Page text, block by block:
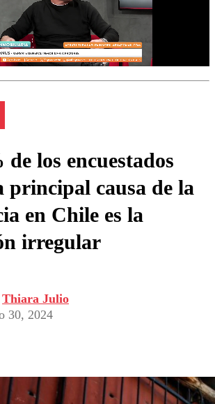
los encuestados
principal causa de la
en Chile es la
irregular
Thiara Julio
30, 2024